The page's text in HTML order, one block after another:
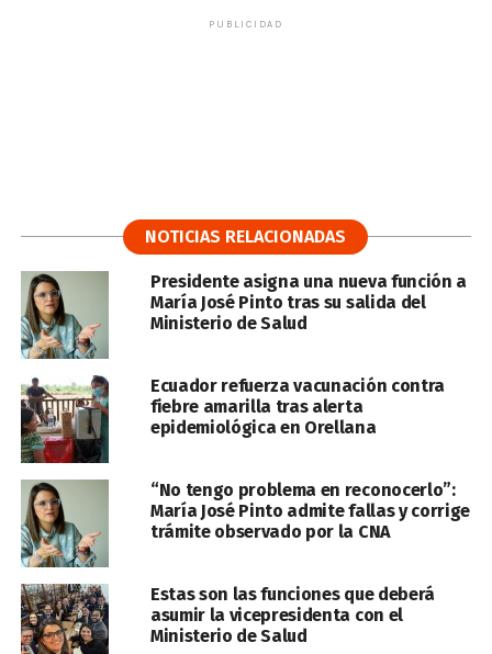
PUBLICIDAD
NOTICIAS RELACIONADAS
Presidente asigna una nueva función a
María José Pinto tras su salida del
Ministerio de Salud
Ecuador refuerza vacunación contra
fiebre amarilla tras alerta
epidemiológica en Orellana
“No tengo problema en reconocerlo”:
María José Pinto admite fallas y corrige
trámite observado por la CNA
Estas son las funciones que deberá
asumir la vicepresidenta con el
Ministerio de Salud